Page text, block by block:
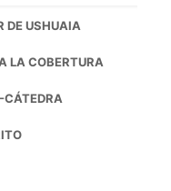
DE USHUAIA
LA COBERTURA
CÁTEDRA